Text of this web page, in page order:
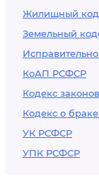
Жилищный
Земельный
КоАП РСФСР
Кодекс
Кодекс о
УК РСФСР
УПК РСФСР